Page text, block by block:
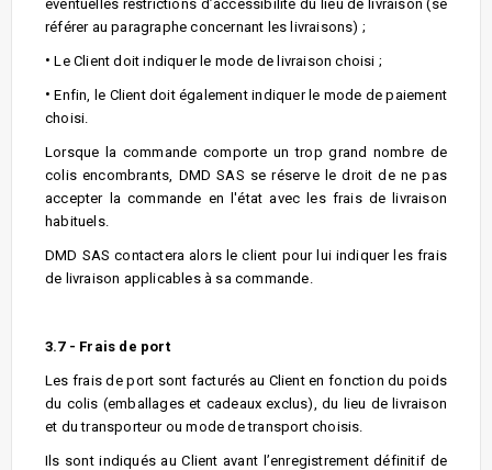
éventuelles restrictions d’accessibilité du lieu de livraison (se
référer au paragraphe concernant les livraisons) ;
•Le Client doit indiquer le mode de livraison choisi ;
•Enfin, le Client doit également indiquer le mode de paiement
choisi.
Lorsque la commande comporte un trop grand nombre de
colis encombrants, DMD SAS se réserve le droit de ne pas
accepter la commande en l'état avec les frais de livraison
habituels.
DMD SAS contactera alors le client pour lui indiquer les frais
de livraison applicables à sa commande.
3.7 - Frais de port
Les frais de port sont facturés au Client en fonction du poids
du colis (emballages et cadeaux exclus), du lieu de livraison
et du transporteur ou mode de transport choisis.
Ils sont indiqués au Client avant l’enregistrement définitif de